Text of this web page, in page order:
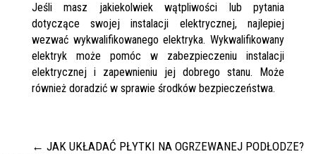
Jeśli masz jakiekolwiek wątpliwości lub pytania
dotyczące swojej instalacji elektrycznej, najlepiej
wezwać wykwalifikowanego elektryka. Wykwalifikowany
elektryk może pomóc w zabezpieczeniu instalacji
elektrycznej i zapewnieniu jej dobrego stanu. Może
również doradzić w sprawie środków bezpieczeństwa.
← JAK UKŁADAĆ PŁYTKI NA OGRZEWANEJ PODŁODZE?